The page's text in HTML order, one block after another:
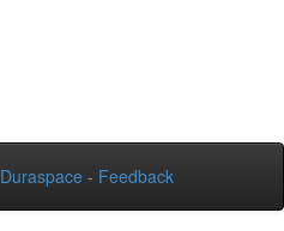
Duraspace - Feedback